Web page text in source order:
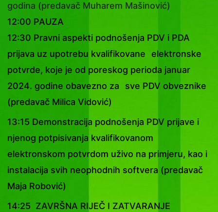
godina (predavač Muharem Mašinović)
12:00 PAUZA
12:30 Pravni aspekti podnošenja PDV i PDA
prijava uz upotrebu kvalifikovane
elektronske
potvrde, koje je od poreskog perioda januar
2024. godine obavezno za
sve PDV obveznike
(predavač Milica Vidović)
13:15 Demonstracija podnošenja PDV prijave i
njenog potpisivanja kvalifikovanom
elektronskom potvrdom uživo na primjeru, kao i
instalacija svih neophodnih softvera (predavač
Maja Robović)
14:25 ZAVRŠNA RIJEČ I ZATVARANJE